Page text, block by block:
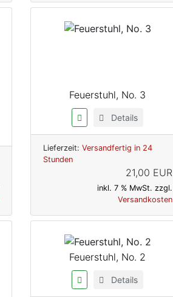
Feuerstuhl, No. 3
Details
Lieferzeit: Versandfertig in 24
Stunden
21,00 EUR
inkl. 7 % MwSt. zzgl.
Versandkosten
Feuerstuhl, No. 2
Details